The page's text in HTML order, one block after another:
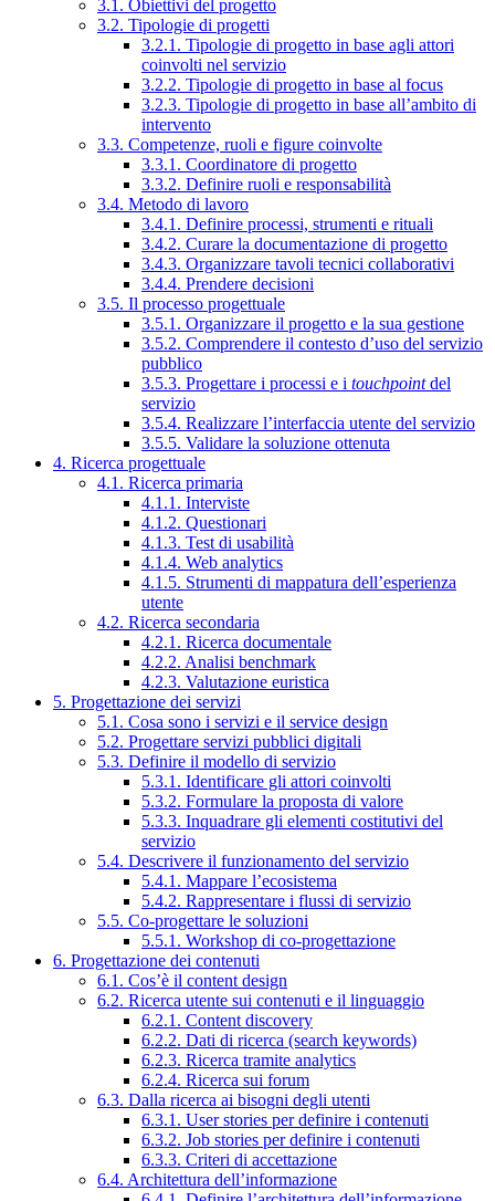
3.1. Obiettivi del progetto
3.2. Tipologie di progetti
3.2.1. Tipologie di progetto in base agli attori
coinvolti nel servizio
3.2.2. Tipologie di progetto in base al focus
3.2.3. Tipologie di progetto in base all’ambito di
intervento
3.3. Competenze, ruoli e figure coinvolte
3.3.1. Coordinatore di progetto
3.3.2. Definire ruoli e responsabilità
3.4. Metodo di lavoro
3.4.1. Definire processi, strumenti e rituali
3.4.2. Curare la documentazione di progetto
3.4.3. Organizzare tavoli tecnici collaborativi
3.4.4. Prendere decisioni
3.5. Il processo progettuale
3.5.1. Organizzare il progetto e la sua gestione
3.5.2. Comprendere il contesto d’uso del servizio
pubblico
3.5.3. Progettare i processi e i touchpointdel
servizio
3.5.4. Realizzare l’interfaccia utente del servizio
3.5.5. Validare la soluzione ottenuta
4. Ricerca progettuale
4.1. Ricerca primaria
4.1.1. Interviste
4.1.2. Questionari
4.1.3. Test di usabilità
4.1.4. Web analytics
4.1.5. Strumenti di mappatura dell’esperienza
utente
4.2. Ricerca secondaria
4.2.1. Ricerca documentale
4.2.2. Analisi benchmark
4.2.3. Valutazione euristica
5. Progettazione dei servizi
5.1. Cosa sono i servizi e il service design
5.2. Progettare servizi pubblici digitali
5.3. Definire il modello di servizio
5.3.1. Identificare gli attori coinvolti
5.3.2. Formulare la proposta di valore
5.3.3. Inquadrare gli elementi costitutivi del
servizio
5.4. Descrivere il funzionamento del servizio
5.4.1. Mappare l’ecosistema
5.4.2. Rappresentare i flussi di servizio
5.5. Co-progettare le soluzioni
5.5.1. Workshop di co-progettazione
6. Progettazione dei contenuti
6.1. Cos’è il content design
6.2. Ricerca utente sui contenuti e il linguaggio
6.2.1. Content discovery
6.2.2. Dati di ricerca (search keywords)
6.2.3. Ricerca tramite analytics
6.2.4. Ricerca sui forum
6.3. Dalla ricerca ai bisogni degli utenti
6.3.1. User stories per definire i contenuti
6.3.2. Job stories per definire i contenuti
6.3.3. Criteri di accettazione
6.4. Architettura dell’informazione